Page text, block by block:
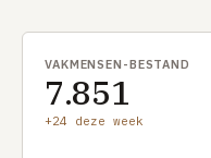
VAKMENSEN-BESTAND
7.851
+24 deze week